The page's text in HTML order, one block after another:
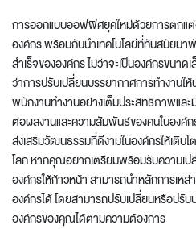
การออกแบบออฟฟิศยุคใหม่ด้วยการตกแ
องค์กร พร้อมกับนำเทคโนโลยีที่ทันสมัย
สำเร็จขององค์กร ไม่ว่าจะเป็นองค์กรขนา
ว่าการปรับเปลี่ยนบรรยากาศการทำงานใ
พนักงานทำงานอย่างเต็มประสิทธิภาพแล
ต่อผลงานและความสัมพันธ์ของคนในองค์
ส่งเสริมวัฒนธรรมที่ดีงามในองค์กรให้เติบ
โลก หากคุณอยากเตรียมพร้อมรับความ
องค์กรให้ก้าวหน้า สามารถนำหลักการเหล่
องค์กรได้ โดยสามารถปรับเปลี่ยนหรือปรับ
องค์กรของคุณได้ตามความต้องการ